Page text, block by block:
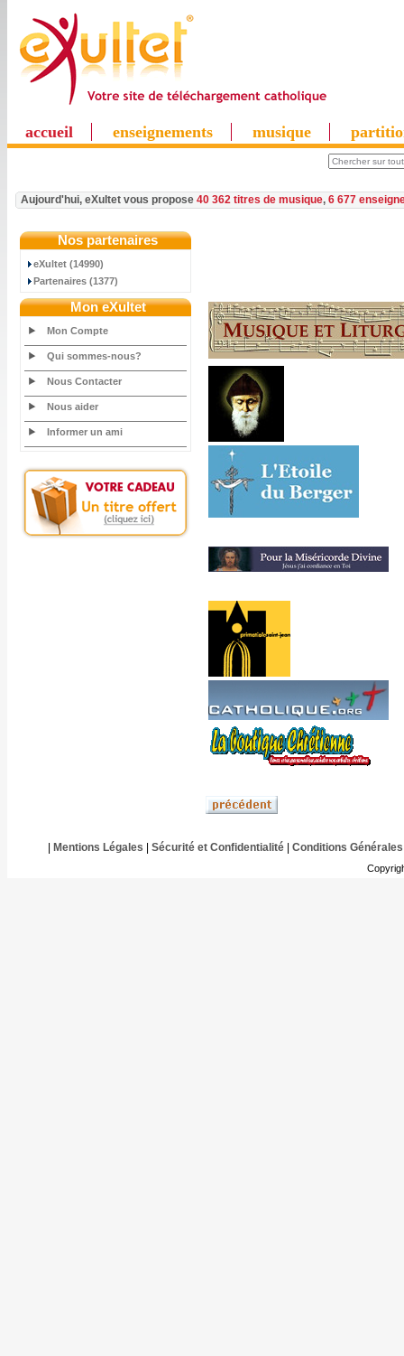
accueil enseignements musique
Aujourd'hui, eXultet vous propose 40 362 titres de musique, 6 677
Nos partenaires
eXultet (14990)
Partenaires (1377)
Mon eXultet
Mon Compte
Qui sommes-nous?
Nous Contacter
Nous aider
Informer un ami
Mentions Légales Sécurité et Confidentialité| Conditions Générales